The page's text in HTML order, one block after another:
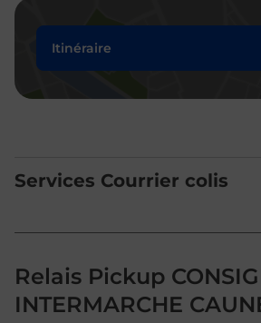
Itinéraire
Services Courrier colis
Relais Pickup
INTERMARCHE